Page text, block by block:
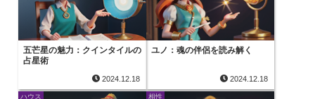
五芒星の魅力：クインタイルの
占星術
2024.12.18
ユノ：魂の伴侶を読み解く
2024.12.18
ハウス 相性